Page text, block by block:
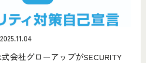
2025.11.04
式会社グローアップがSECURITY